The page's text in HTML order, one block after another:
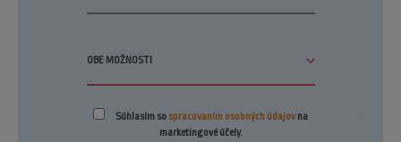
Súhlasím so spracovaním osobných údajovna
marketingové účely.